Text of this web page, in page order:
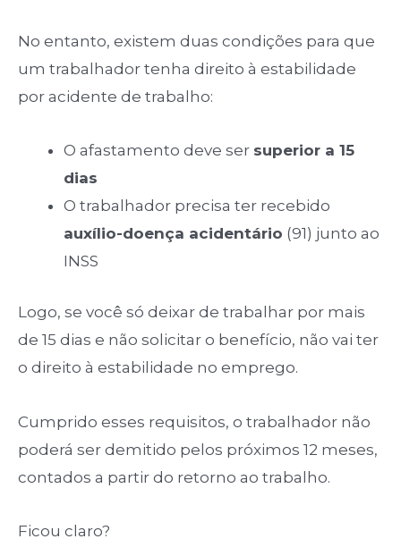
No entanto, existem duas condições para que
um trabalhador tenha direito à estabilidade
por acidente de trabalho:
O afastamento deve ser superior a 15
dias
O trabalhador precisa ter recebido
auxílio-doença acidentário (91) junto ao
INSS
Logo, se você só deixar de trabalhar por mais
de 15 dias e não solicitar o benefício, não vai ter
o direito à estabilidade no emprego.
Cumprido esses requisitos, o trabalhador não
poderá ser demitido pelos próximos 12 meses,
contados a partir do retorno ao trabalho.
Ficou claro?